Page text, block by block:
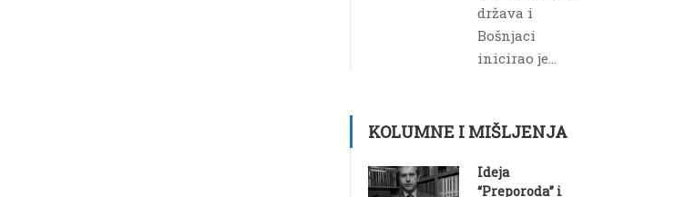
država i
Bošnjaci
inicirao je...
KOLUMNE I MIŠLJENJA
Ideja
“Preporoda” i